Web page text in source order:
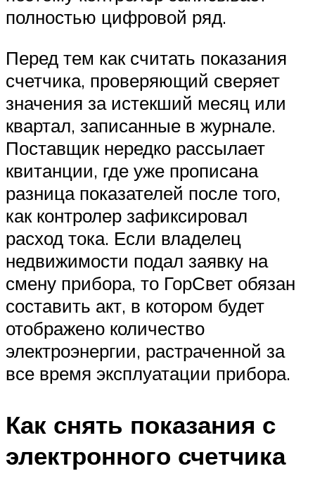
полностью цифровой ряд.
Перед тем как считать показания
счетчика, проверяющий сверяет
значения за истекший месяц или
квартал, записанные в журнале.
Поставщик нередко рассылает
квитанции, где уже прописана
разница показателей после того,
как контролер зафиксировал
расход тока. Если владелец
недвижимости подал заявку на
смену прибора, то ГорСвет обязан
составить акт, в котором будет
отображено количество
электроэнергии, растраченной за
все время эксплуатации прибора.
Как снять показания с
электронного счетчика